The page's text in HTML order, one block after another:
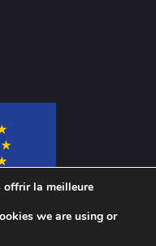
1d
offrir la meilleure
we are using or